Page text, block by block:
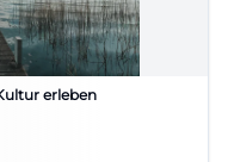
erleben